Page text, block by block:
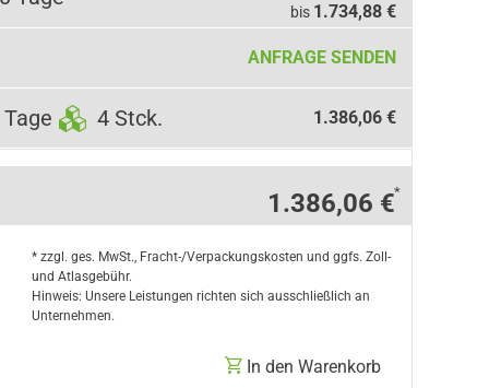
bis 1.734,88 €
ANFRAGE SENDEN
4 Stck. 1.386,06 €
1.386,06 €*
* zzgl. ges. MwSt., Fracht-/Verpackungskosten und ggfs. Zoll-
und Atlasgebühr.
Hinweis: Unsere Leistungen richten sich ausschließlich an
Unternehmen.
In den Warenkorb